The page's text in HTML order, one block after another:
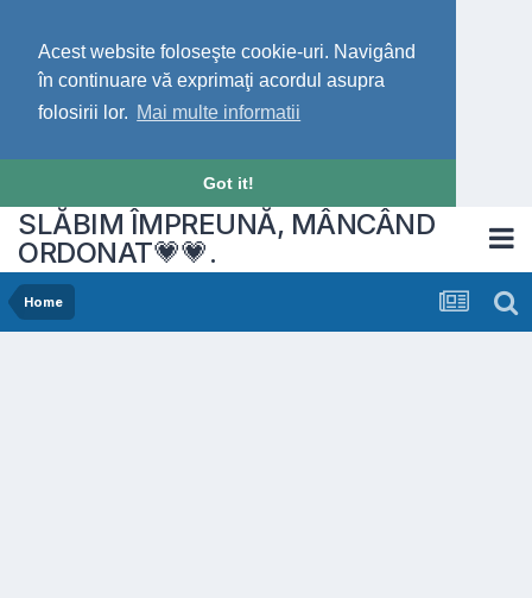
Acest website foloseşte cookie-uri. Navigând
în continuare vă exprimaţi acordul asupra
folosirii lor. Mai multe informatii
Got it!
SLĂBIM ÎMPREUNĂ, MÂNCÂND
ORDONAT💗💗.
Home